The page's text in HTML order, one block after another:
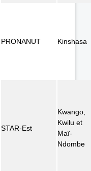
PRONANUT Kinshasa
STAR-Est
Kwango,
Kwilu et
Maï-
Ndombe